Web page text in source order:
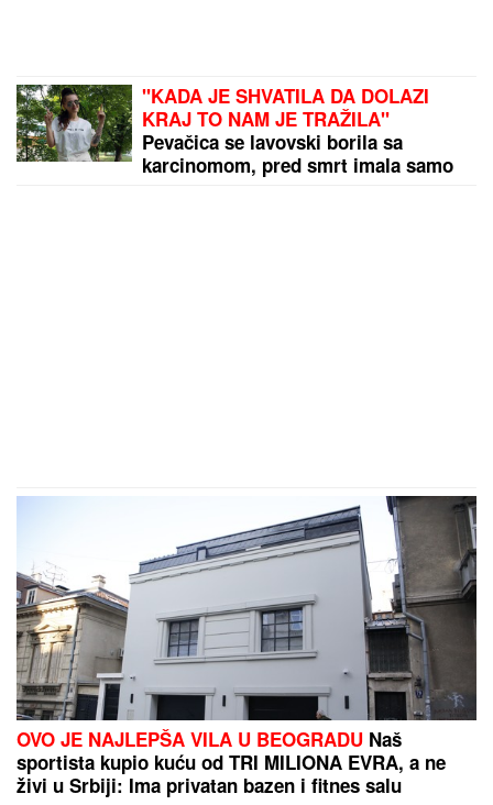
"KADA JE SHVATILA DA DOLAZI
KRAJ TO NAM JE TRAŽILA"
Pevačica se lavovski borila sa
karcinomom, pred smrt imala samo
OVO JE NAJLEPŠA VILA U BEOGRADU Naš
sportista kupio kuću od TRI MILIONA EVRA, a ne
živi u Srbiji: Ima privatan bazen i fitnes salu